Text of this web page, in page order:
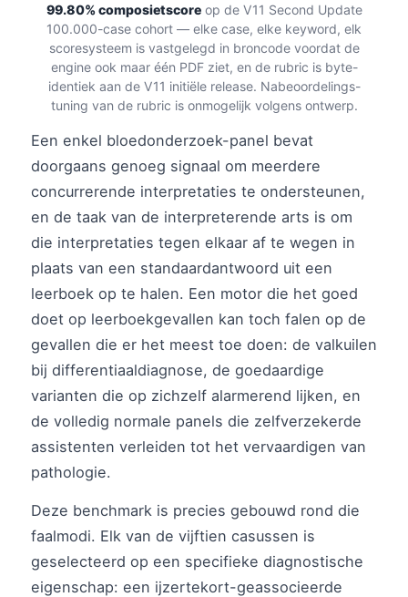
99.80% composietscoreop de V11 Second Update
100.000-case cohort — elke case, elke keyword, elk
scoresysteem is vastgelegd in broncode voordat de
engine ook maar één PDF ziet, en de rubric is byte-
identiek aan de V11 initiële release. Nabeoordelings-
tuning van de rubric is onmogelijk volgens ontwerp.
Een enkel bloedonderzoek-panel bevat
doorgaans genoeg signaal om meerdere
concurrerende interpretaties te ondersteunen,
en de taak van de interpreterende arts is om
die interpretaties tegen elkaar af te wegen in
plaats van een standaardantwoord uit een
leerboek op te halen. Een motor die het goed
doet op leerboekgevallen kan toch falen op de
gevallen die er het meest toe doen: de valkuilen
bij differentiaaldiagnose, de goedaardige
varianten die op zichzelf alarmerend lijken, en
de volledig normale panels die zelfverzekerde
assistenten verleiden tot het vervaardigen van
pathologie.
Deze benchmark is precies gebouwd rond die
faalmodi. Elk van de vijftien casussen is
geselecteerd op een specifieke diagnostische
eigenschap: een ijzertekort-geassocieerde